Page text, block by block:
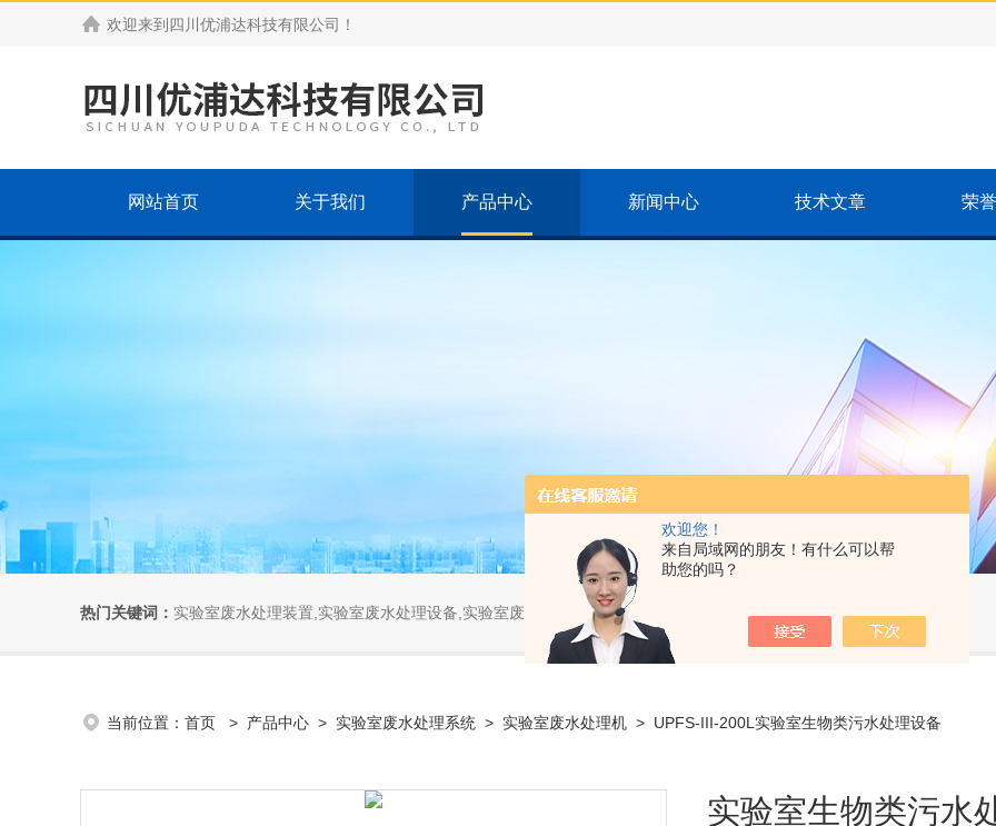
欢迎您！
来自局域网的朋友！有什么可以帮
助您的吗？
欢迎来到 四川优浦达科技有限公司 ！
网站首页 关于我们 产品中心 新闻中心 技术文章 荣
热门关键词： 实验室废水处理装置,实验室废水处理设备,实验室废水处理机
当前位置： 首页 > 产品中心 > 实验室废水处理系统 > 实验室废水处理机 > UPFS-III-200L实验室生物类污水处理设备
实验室生物类污水